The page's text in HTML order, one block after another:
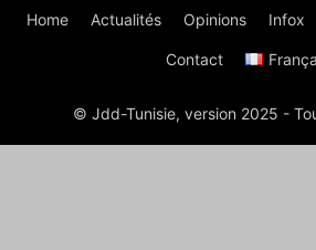
Home Actualités Opinions Infox
Contact
© Jdd-Tunisie, version 2025 -